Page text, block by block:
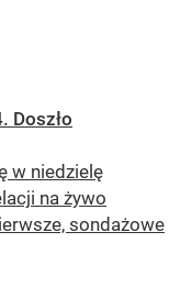
Doszło
w niedzielę
na żywo
sondażowe